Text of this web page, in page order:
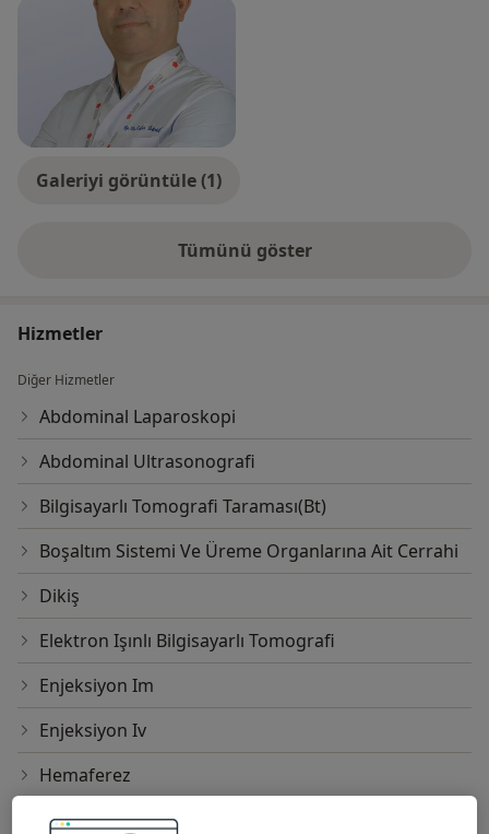
Galeriyi görüntüle (1)
Tümünü gösterdeneyim hakkında
Hizmetler
Diğer Hizmetler
Abdominal Laparoskopi
Abdominal Ultrasonografi
Bilgisayarlı Tomografi Taraması(Bt)
Boşaltım Sistemi Ve Üreme Organlarına Ait Cerrahi
Dikiş
Elektron Işınlı Bilgisayarlı Tomografi
Enjeksiyon Im
Enjeksiyon Iv
Hemaferez
Jackson Pratt Dren